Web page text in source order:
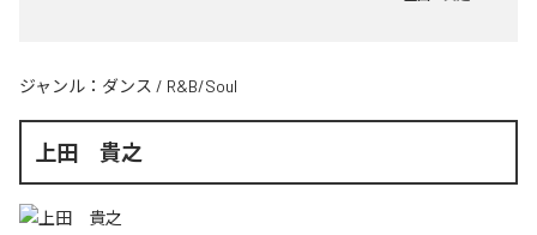
ジャンル： ダンス / R&B/Soul
上田 貴之